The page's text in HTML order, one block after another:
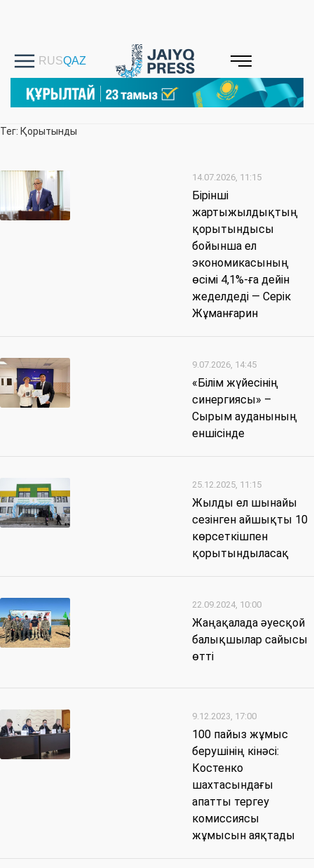
Тег: Қорытынды
14.07.2026, 11:15
Бірінші
жартыжылдықтың
қорытындысы
бойынша ел
экономикасының
өсімі 4,1%-ға дейін
жеделдеді — Серік
Жұманғарин
9.07.2026, 14:45
«Білім жүйесінің
синергиясы» –
Сырым ауданының
еншісінде
25.12.2025, 11:15
Жылды ел шынайы
сезінген айшықты 10
көрсеткішпен
қорытындыласақ
22.09.2024, 10:00
Жаңақалада әуесқой
балықшылар сайысы
өтті
9.12.2023, 17:00
100 пайыз жұмыс
берушінің кінәсі:
Костенко
шахтасындағы
апатты тергеу
комиссиясы
жұмысын аяқтады